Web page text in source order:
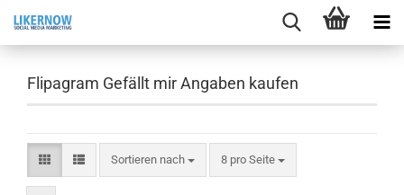
Flipagram Gefällt mir Angaben kaufen
Sortieren nach
Sortieren nach 8 pro Seite
pro Seite